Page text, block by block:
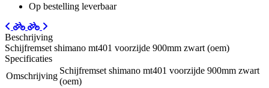
Op bestelling leverbaar
Beschrijving
Schijfremset shimano mt401 voorzijde 900mm zwart (oem)
Specificaties
Omschrijving
Schijfremset shimano mt401 voorzijde 900mm zwart
(oem)